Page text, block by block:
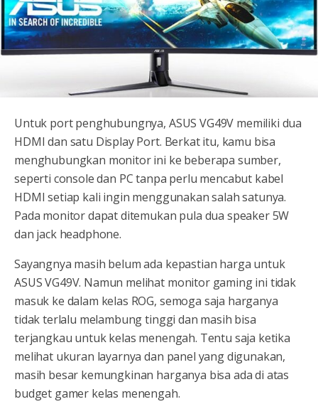
Untuk port penghubungnya, ASUS VG49V memiliki dua
HDMI dan satu Display Port. Berkat itu, kamu bisa
menghubungkan monitor ini ke beberapa sumber,
seperti console dan PC tanpa perlu mencabut kabel
HDMI setiap kali ingin menggunakan salah satunya.
Pada monitor dapat ditemukan pula dua speaker 5W
dan jack headphone.
Sayangnya masih belum ada kepastian harga untuk
ASUS VG49V. Namun melihat monitor gaming ini tidak
masuk ke dalam kelas ROG, semoga saja harganya
tidak terlalu melambung tinggi dan masih bisa
terjangkau untuk kelas menengah. Tentu saja ketika
melihat ukuran layarnya dan panel yang digunakan,
masih besar kemungkinan harganya bisa ada di atas
budget gamer kelas menengah.